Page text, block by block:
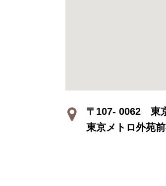
〒107- 0062 東
東京メトロ外苑